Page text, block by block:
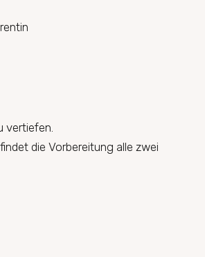
vertiefen.
die Vorbereitung alle zwei